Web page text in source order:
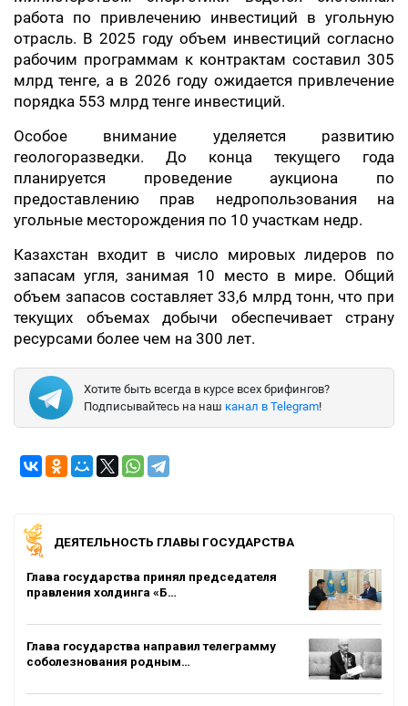
работа по привлечению инвестиций в угольную
отрасль. В 2025 году объем инвестиций согласно
рабочим программам к контрактам составил 305
млрд тенге, а в 2026 году ожидается привлечение
порядка 553 млрд тенге инвестиций.
Особое внимание уделяется развитию
геологоразведки. До конца текущего года
планируется проведение аукциона по
предоставлению прав недропользования на
угольные месторождения по 10 участкам недр.
Казахстан входит в число мировых лидеров по
запасам угля, занимая 10 место в мире. Общий
объем запасов составляет 33,6 млрд тонн, что при
текущих объемах добычи обеспечивает страну
ресурсами более чем на 300 лет.
Хотите быть всегда в курсе всех брифингов?
Подписывайтесь на наш канал в Telegram!
ДЕЯТЕЛЬНОСТЬ ГЛАВЫ ГОСУДАРСТВА
Глава государства принял председателя
правления холдинга «Б…
Глава государства направил телеграмму
соболезнования родным…